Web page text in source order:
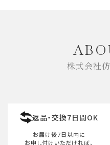
株式会社
返品・交換7日間OK
お届け後7日以内に
お申し付けいただければ、